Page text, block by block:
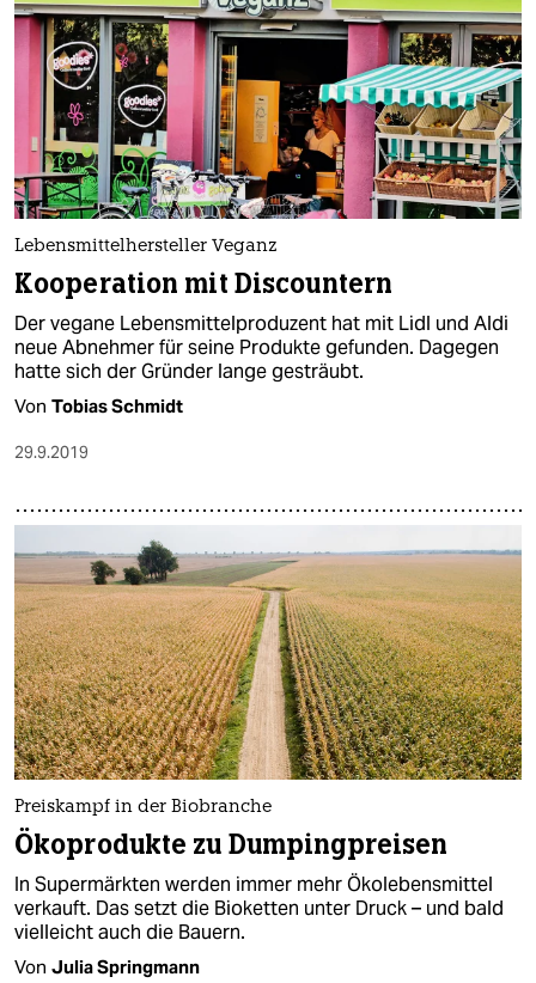
Lebensmittelhersteller Veganz
Kooperation mit Discountern
Der vegane Lebensmittelproduzent hat mit Lidl und Aldi
neue Abnehmer für seine Produkte gefunden. Dagegen
hatte sich der Gründer lange gesträubt.
Von Tobias Schmidt
29.9.2019
Preiskampf in der Biobranche
Ökoprodukte zu Dumpingpreisen
In Supermärkten werden immer mehr Ökolebensmittel
verkauft. Das setzt die Bioketten unter Druck – und bald
vielleicht auch die Bauern.
Von Julia Springmann